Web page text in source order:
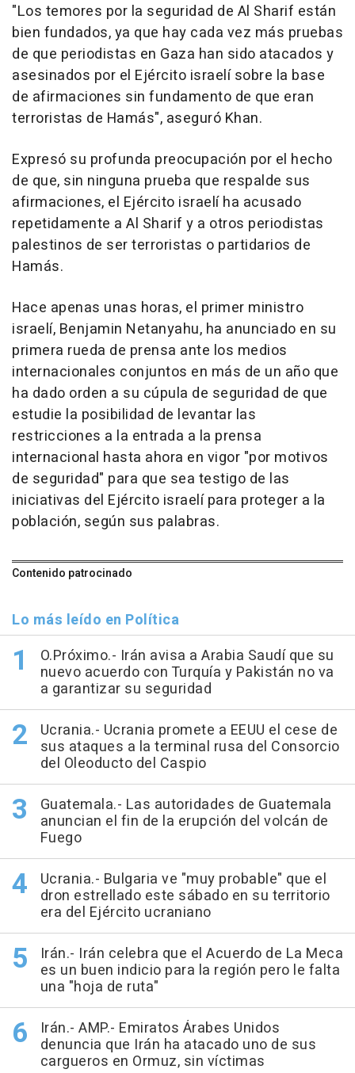
"Los temores por la seguridad de Al Sharif están
bien fundados, ya que hay cada vez más pruebas
de que periodistas en Gaza han sido atacados y
asesinados por el Ejército israelí sobre la base
de afirmaciones sin fundamento de que eran
terroristas de Hamás", aseguró Khan.
Expresó su profunda preocupación por el hecho
de que, sin ninguna prueba que respalde sus
afirmaciones, el Ejército israelí ha acusado
repetidamente a Al Sharif y a otros periodistas
palestinos de ser terroristas o partidarios de
Hamás.
Hace apenas unas horas, el primer ministro
israelí, Benjamin Netanyahu, ha anunciado en su
primera rueda de prensa ante los medios
internacionales conjuntos en más de un año que
ha dado orden a su cúpula de seguridad de que
estudie la posibilidad de levantar las
restricciones a la entrada a la prensa
internacional hasta ahora en vigor "por motivos
de seguridad" para que sea testigo de las
iniciativas del Ejército israelí para proteger a la
población, según sus palabras.
Contenido patrocinado
Lo más leído en Política
O.Próximo.- Irán avisa a Arabia Saudí que su
nuevo acuerdo con Turquía y Pakistán no va
a garantizar su seguridad
Ucrania.- Ucrania promete a EEUU el cese de
sus ataques a la terminal rusa del Consorcio
del Oleoducto del Caspio
Guatemala.- Las autoridades de Guatemala
anuncian el fin de la erupción del volcán de
Fuego
Ucrania.- Bulgaria ve "muy probable" que el
dron estrellado este sábado en su territorio
era del Ejército ucraniano
Irán.- Irán celebra que el Acuerdo de La Meca
es un buen indicio para la región pero le falta
una "hoja de ruta"
Irán.- AMP.- Emiratos Árabes Unidos
denuncia que Irán ha atacado uno de sus
cargueros en Ormuz, sin víctimas